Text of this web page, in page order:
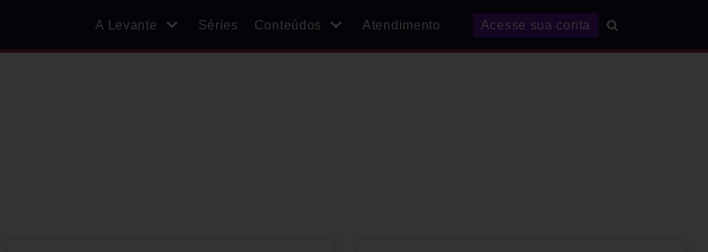
A Levante Séries Conteúdos Atendimento Acesse sua conta